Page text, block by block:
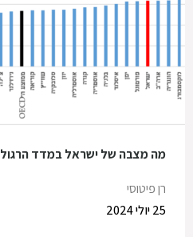
מה מצבה של ישראל במדד
רן פיטוסי
25 יולי 2024